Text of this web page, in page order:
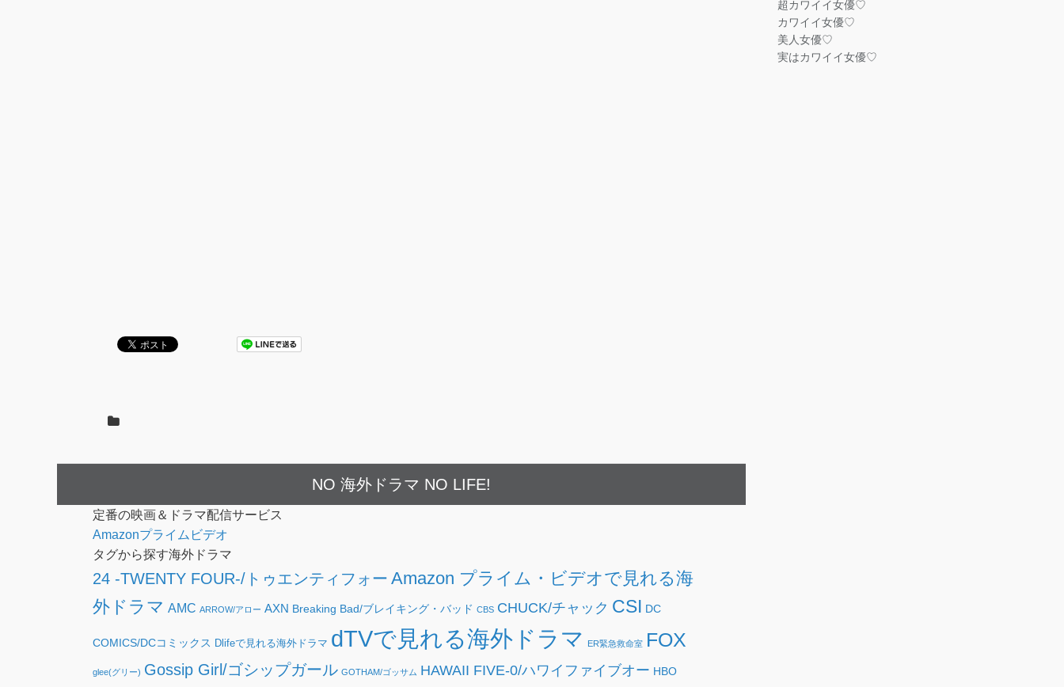
NO 海外ドラマ NO LIFE!
定番の映画＆ドラマ配信サービス
Amazonプライムビデオ
タグから探す海外ドラマ
24 -TWENTY FOUR-/トゥエンティフォー Amazon プライム・ビデオで見れる海
外ドラマ AMC ARROW/アロー AXN Breaking Bad/ブレイキング・バッド CBS CHUCK/チャック CSI DC
COMICS/DCコミックス Dlifeで見れる海外ドラマ dTVで見れる海外ドラマ ER緊急救命室 FOX
glee(グリー) Gossip Girl/ゴシップガール GOTHAM/ゴッサム HAWAII FIVE-0/ハワイファイブオー HBO
超カワイイ女優♡
カワイイ女優♡
美人女優♡
実はカワイイ女優♡